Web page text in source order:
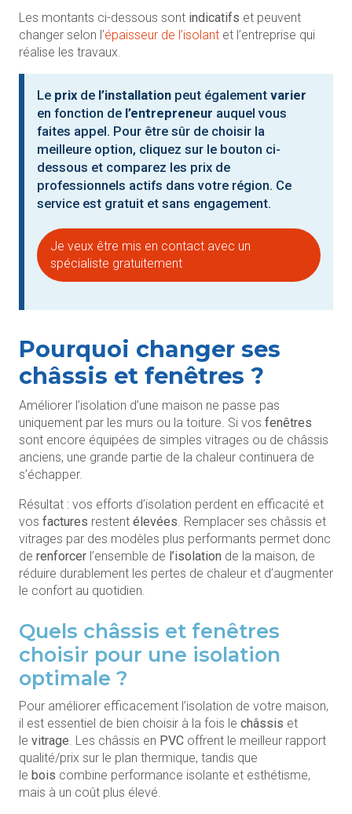
Les montants ci-dessous sont indicatifs et peuvent
changer selon l’épaisseur de l’isolant et l’entreprise qui
réalise les travaux.
Le prixde l’installation peut également varier
en fonction de l’entrepreneur auquel vous
faites appel. Pour être sûr de choisir la
meilleure option, cliquez sur le bouton ci-
dessous et comparez les prix de
professionnels actifs dans votre région. Ce
service est gratuit et sans engagement.
Je veux être mis en contact avec un
spécialiste gratuitement
Pourquoi changer ses
châssis et fenêtres ?
Améliorer l’isolation d’une maison ne passe pas
uniquement par les murs ou la toiture. Si vos fenêtres
sont encore équipées de simples vitrages ou de châssis
anciens, une grande partie de la chaleur continuera de
s’échapper.
Résultat : vos efforts d’isolation perdent en efficacité et
vos factures restent élevées. Remplacer ses châssis et
vitrages par des modèles plus performants permet donc
de renforcer l’ensemble de l’isolation de la maison, de
réduire durablement les pertes de chaleur et d’augmenter
le confort au quotidien.
Quels châssis et fenêtres
choisir pour une isolation
optimale ?
Pour améliorer efficacement l’isolation de votre maison,
il est essentiel de bien choisir à la fois le châssis et
le vitrage. Les châssis en PVC offrent le meilleur rapport
qualité/prix sur le plan thermique, tandis que
le bois combine performance isolante et esthétisme,
mais à un coût plus élevé.